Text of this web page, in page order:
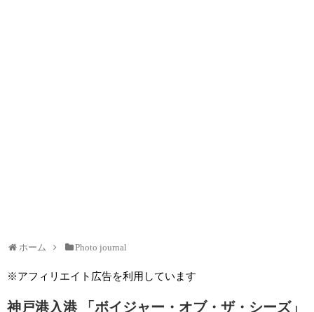
ホーム Photo journal
※アフィリエイト広告を利用しています
神戸港入港 「ボイジャー・オブ・ザ・シーズ」